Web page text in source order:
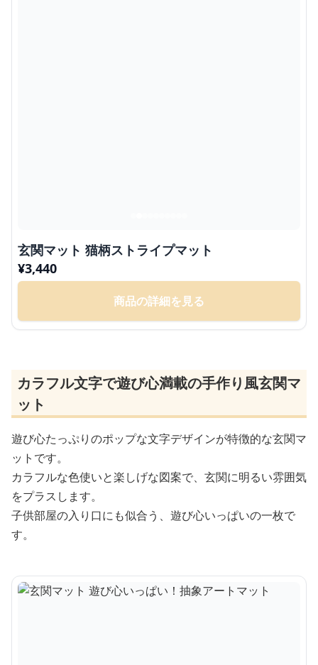
玄関マット 猫柄ストライプマット
¥3,440
商品の詳細を見る
カラフル文字で遊び心満載の手作り風玄関マ
ット
遊び心たっぷりのポップな文字デザインが特徴的な玄関マ
ットです。
カラフルな色使いと楽しげな図案で、玄関に明るい雰囲気
をプラスします。
子供部屋の入り口にも似合う、遊び心いっぱいの一枚で
す。